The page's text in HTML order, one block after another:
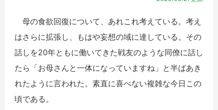
母の食欲回復について、あれこれ考えている。考え
はさらに拡張し、もはや妄想の域に達している。その
話しを20年ともに働いてきた戦友のような同僚に話し
たら「お母さんと一体になっていますね」と半ばあき
れたように言われた。素直に喜べない複雑な今日この
頃である。